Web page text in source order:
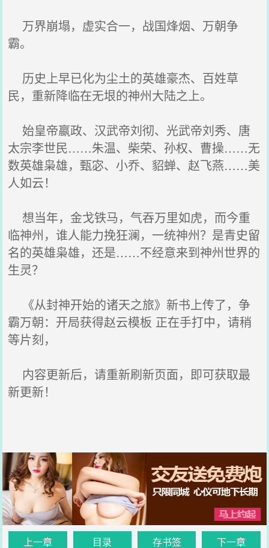
万界崩塌，虚实合一，战国烽烟、万朝争
霸。
历史上早已化为尘土的英雄豪杰、百姓草
民，重新降临在无垠的神州大陆之上。
始皇帝嬴政、汉武帝刘彻、光武帝刘秀、唐
太宗李世民……朱温、柴荣、孙权、曹操……无
数英雄枭雄，甄宓、小乔、貂蝉、赵飞燕……美
人如云！
想当年，金戈铁马，气吞万里如虎，而今重
临神州，谁人能力挽狂澜，一统神州？是青史留
名的英雄枭雄，还是……不经意来到神州世界的
生灵？
《从封神开始的诸天之旅》新书上传了，争
霸万朝：开局获得赵云模板 正在手打中，请稍
等片刻，
内容更新后，请重新刷新页面，即可获取最
新更新！
上一章 目录 存书签 下一章